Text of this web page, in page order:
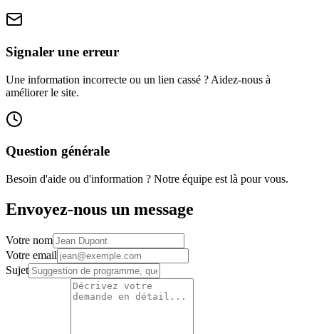
Signaler une erreur
Une information incorrecte ou un lien cassé ? Aidez-nous à
améliorer le site.
Question générale
Besoin d'aide ou d'information ? Notre équipe est là pour vous.
Envoyez-nous un message
Votre nom
Votre email
Sujet